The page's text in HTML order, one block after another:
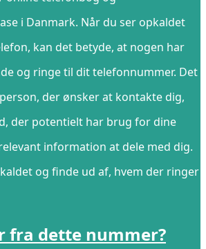
i Danmark. Når du ser opkaldet
kan det betyde, at nogen har
og ringe til dit telefonnummer. Det
der ønsker at kontakte dig,
der potentielt har brug for dine
information at dele med dig.
og finde ud af, hvem der ringer
fra dette nummer?